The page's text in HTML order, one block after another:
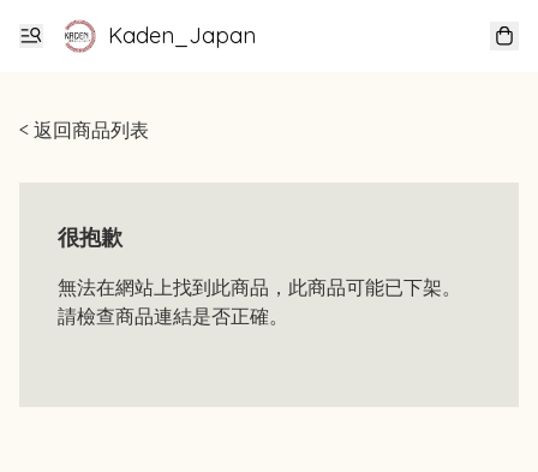
Kaden_Japan
< 返回商品列表
很抱歉
無法在網站上找到此商品，此商品可能已下架。
請檢查商品連結是否正確。